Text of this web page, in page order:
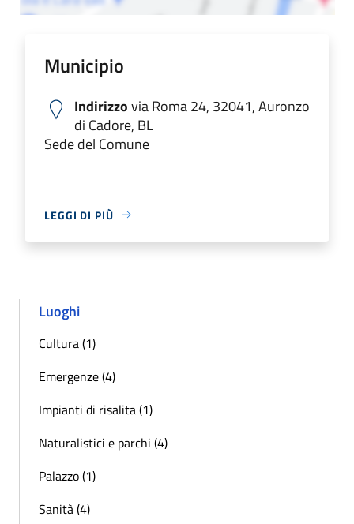
Municipio
Indirizzovia Roma 24, 32041, Auronzo
di Cadore, BL
Sede del Comune
LEGGI DI PIÙ
Luoghi
Cultura (1)
Emergenze (4)
Impianti di risalita (1)
Naturalistici e parchi (4)
Palazzo (1)
Sanità (4)